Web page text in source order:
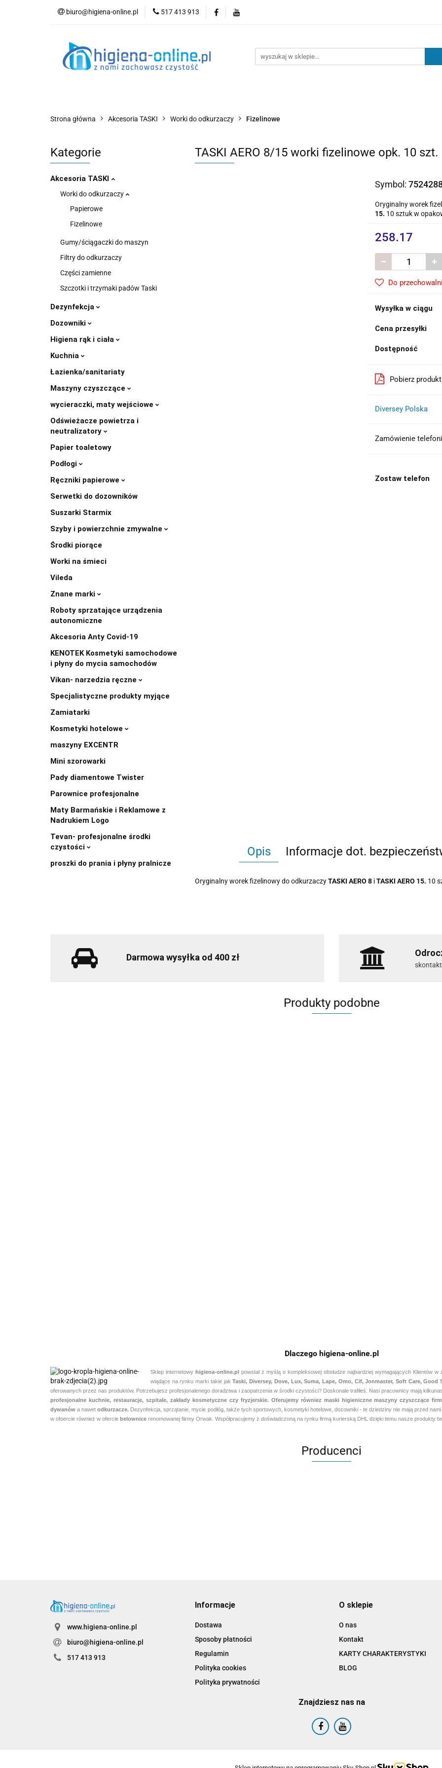
biuro@higiena-online.pl 517 413 913
Kategorie
Strona główna Akcesoria TASKI Worki do odkurzaczy Fizelinowe
Kategorie
Akcesoria TASKI
Worki do odkurzaczy
Papierowe
Fizelinowe
Gumy/ściągaczki do maszyn
Filtry do odkurzaczy
Części zamienne
Szczotki i trzymaki padów Taski
Dezynfekcja
Dozowniki
Higiena rąk i ciała
Kuchnia
Łazienka/sanitariaty
Maszyny czyszczące
wycieraczki, maty wejściowe
Odświeżacze powietrza i
neutralizatory
Papier toaletowy
Podłogi
Ręczniki papierowe
Serwetki do dozowników
Suszarki Starmix
Szyby i powierzchnie zmywalne
Środki piorące
Worki na śmieci
Vileda
Znane marki
Roboty sprzatające urządzenia
autonomiczne
Akcesoria Anty Covid-19
KENOTEK Kosmetyki samochodowe
i płyny do mycia samochodów
Vikan- narzedzia ręczne
Specjalistyczne produkty myjące
Zamiatarki
Kosmetyki hotelowe
maszyny EXCENTR
Mini szorowarki
Pady diamentowe Twister
Parownice profesjonalne
Maty Barmańskie i Reklamowe z
Nadrukiem Logo
Tevan- profesjonalne środki
czystości
proszki do prania i płyny pralnicze
TASKI AERO 8/15 worki fizelinowe opk. 10 szt.
Symbol:
Oryginalny worek
15. 10 sztuk w
258.17
Do przechowalni
Wysyłka w ciągu
Cena przesyłki
Dostępność
Pobierz
Diversey Polska
Zamówienie
Zostaw telefon
Opis Informacje dot.
Oryginalny worek fizelinowy do odkurzaczyTASKI AERO 8 iTASKI AERO 15. 10
Darmowa wysyłka od 400 zł
Produkty podobne
Dlaczego higiena-online.pl
Sklep internetowy higiena-online.pl powstał z myślą o kompleksowej obsłudze najbardziej wymagających Klientów
wiądące na rynku marki takie jakTaski, Diversey, Dove, Lux, Suma, Lape, Omo, Cif, Jonmaster, Soft Care, Good
oferowanych przez nas produktów. Potrzebujesz profesjonalenego doradztwa i zaopatrzenia w środki czystości? Doskonale trafiłeś. Nasi pracownicy mają
profesjonalne kuchnie, restauracje, szpitale, zakłady kosmetyczne czy fryzjerskie. Oferujemy równiez maski higieniczne maszyny czyszczące
dywanówa nawetodkurzacze. Dezynfekcja, sprzątanie, mycie podłóg, także tych sportowych, kosmetyki hotelowe, dozowniki - te dziedziny nie mają przed
w ofoercie również w ofercie belownice renomowanej fiirmy Orwak. Współpracujemy z doświadczoną na rynku firmą kurierską DHL dzięki temu nasze produkty
Producenci
www.higiena-online.pl
biuro@higiena-online.pl
517 413 913
Informacje
Dostawa
Sposoby płatności
Regulamin
Polityka cookies
Polityka prywatności
O sklepie
O nas
Kontakt
KARTY CHARAKTERYSTYKI
BLOG
Znajdziesz nas na